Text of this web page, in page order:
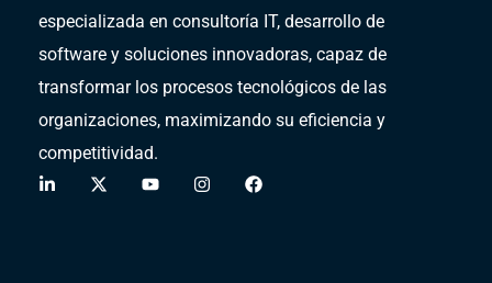
especializada en consultoría IT, desarrollo de
software y soluciones innovadoras, capaz de
transformarlos procesos tecnológicos de las
organizaciones, maximizando su eficiencia y
competitividad.